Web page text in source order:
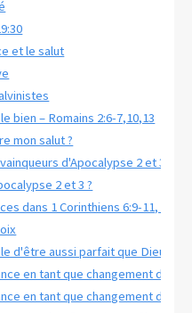
et le salut
bien – Romains 2:6-7,10,13
mon salut ?
d'Apocalypse 2 et 3
2 et 3 ?
dans 1 Corinthiens 6:9-11,
d'être aussi parfait que Dieu ?
en tant que changement
en tant que changement